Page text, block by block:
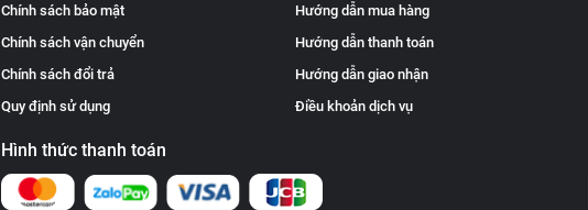
Chính sách bảo mật
Chính sách vận chuyển
Chính sách đổi trả
Quy định sử dụng
Hướng dẫn mua hàng
Hướng dẫn thanh toán
Hướng dẫn giao nhận
Điều khoản dịch vụ
Hình thức thanh toán